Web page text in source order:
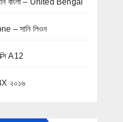
– সানি লিওন
A12
২০১৬